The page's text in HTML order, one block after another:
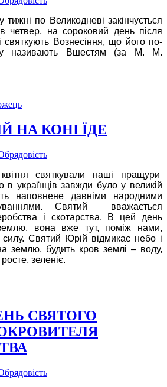
по Великодневі закінчується
четвер, на сороковий день після
святкують Вознесіння, що його по-
називають Вшестям (за М. М.
НА КОНІ ЇДЕ
святкували наші пращури
в українців завжди було у великій
наповнене давніми народними
Святий вважається
і скотарства. В цей день
вона вже тут, поміж нами,
Святий Юрій відмикає небо і
землю, будить кров землі – воду,
зеленіє.
СВЯТОГО